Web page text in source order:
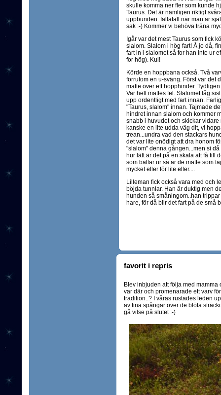
skulle komma ner fler som kunde
Taurus. Det är nämligen riktigt
uppbunden. Iallafall när man är
sak :-) Kommer vi behöva träna
Igår var det mest Taurus som fick
slalom. Slalom i hög fart! Å jo då,
fart in i slalomet så for han inte ur
för hög). Kul!
Körde en hoppbana också. Två
förrutom en u-sväng. Först var det
matte över ett hopphinder.
Var helt mattes fel. Slalomet låg
upp ordentligt med fart innan.
"Taurus, slalom" innan. Tajmade
hindret innan slalom och kommer
snabb i huvudet och skickar
kanske en lite udda väg dit, vi
trean...undra vad den stackars
det var lite onödigt att dra honom
"slalom" denna gången...men si
hur lätt är det på en skala att få till
som ballar ur så är de matte som
mycket eller för lite eller....
Lilleman fick också vara med och
böjda tunnlar. Han är duktig men
hunden så småningom..han
hare, för då blir det fart på de små
favorit i repris
Blev inbjuden att följa med
var där och promenarade ett varv
tradition..? I våras rustades leden
av fina spångar över de blöta
gå vilse på slutet :-)